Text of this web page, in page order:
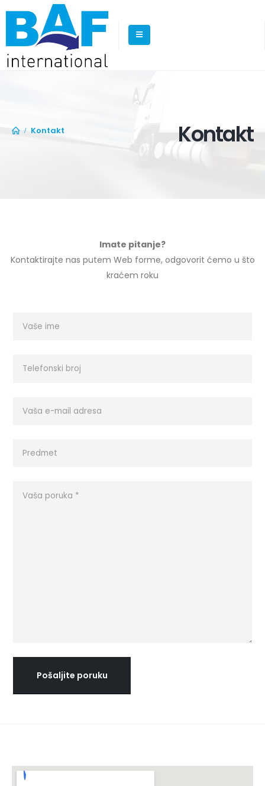
Kontakt
Kontakt
Imate pitanje?
Kontaktirajte nas putem Web forme, odgovorit ćemo u što
kraćem roku
Pošaljite poruku